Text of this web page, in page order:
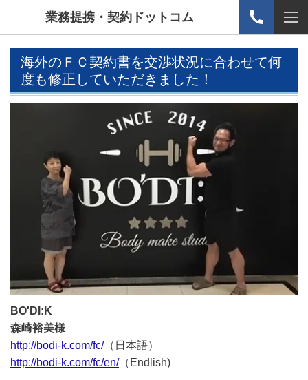
業務提携・契約ドットコム
海外のＦＣ契約書を交渉状況に合わせて何
度も修正していただきました！
BO'DI:K
森崎裕美様
http://bodi-k.com/fc/（日本語）
http://bodi-k.com/fc/en/（Endlish)